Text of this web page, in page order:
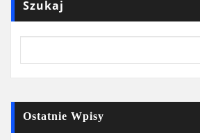
Szukaj
Ostatnie Wpisy